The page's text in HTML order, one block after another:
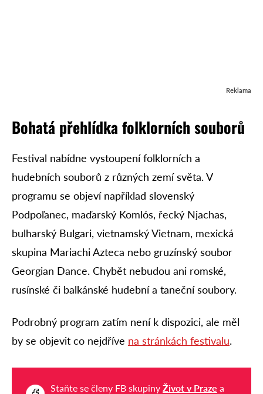
Reklama
Bohatá přehlídka folklorních souborů
Festival nabídne vystoupení folklorních a
hudebních souborů z různých zemí světa. V
programu se objeví například slovenský
Podpoľanec, maďarský Komlós, řecký Njachas,
bulharský Bulgari, vietnamský Vietnam, mexická
skupina Mariachi Azteca nebo gruzínský soubor
Georgian Dance. Chybět nebudou ani romské,
rusínské či balkánské hudební a taneční soubory.
Podrobný program zatím není k dispozici, ale měl
by se objevit co nejdříve na stránkách festivalu.
Staňte se členy FB skupiny Život v Praze a